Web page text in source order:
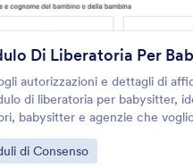
Di Liberatoria Per
autorizzazioni e dettagli di
di liberatoria per babysitter,
babysitter e agenzie che
dati e ogni invio del modulo
Category:
di Consenso